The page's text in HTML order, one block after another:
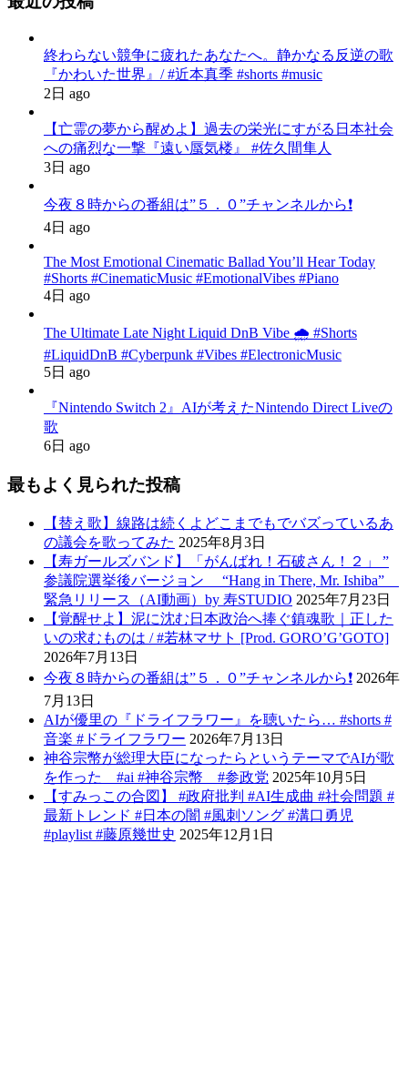
終わらない競争に疲れたあなたへ。静かなる反逆の歌
『かわいた世界』/ #近本真季 #shorts #music
2日 ago
【亡霊の夢から醒めよ】過去の栄光にすがる日本社会
への痛烈な一撃『遠い蜃気楼』 #佐久間隼人
3日 ago
今夜８時からの番組は”５．０”チャンネルから❗️
4日 ago
The Most Emotional Cinematic Ballad You’ll Hear Today
#Shorts #CinematicMusic #EmotionalVibes #Piano
4日 ago
The Ultimate Late Night Liquid DnB Vibe 🌧️ #Shorts
#LiquidDnB #Cyberpunk #Vibes #ElectronicMusic
5日 ago
『Nintendo Switch 2』AIが考えたNintendo Direct Liveの
歌
6日 ago
最もよく見られた投稿
【替え歌】線路は続くよどこまでもでバズっているあ
の議会を歌ってみた 2025年8月3日
【寿ガールズバンド】「がんばれ！石破さん！２」 ”
参議院選挙後バージョン “Hang in There, Mr. Ishiba”
緊急リリース（AI動画）by 寿STUDIO 2025年7月23日
【覚醒せよ】泥に沈む日本政治へ捧ぐ鎮魂歌｜正した
いの求むものは / #若林マサト [Prod. GORO’G’GOTO]
2026年7月13日
今夜８時からの番組は”５．０”チャンネルから❗️ 2026年
7月13日
AIが優里の『ドライフラワー』を聴いたら… #shorts #
音楽 #ドライフラワー 2026年7月13日
神谷宗幣が総理大臣になったらというテーマでAIが歌
を作った #ai #神谷宗幣 #参政党 2025年10月5日
【すみっこの合図】 #政府批判 #AI生成曲 #社会問題 #
最新トレンド #日本の闇 #風刺ソング #溝口勇児
#playlist #藤原幾世史 2025年12月1日